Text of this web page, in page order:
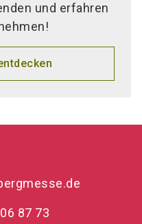
und erfahren
87 73